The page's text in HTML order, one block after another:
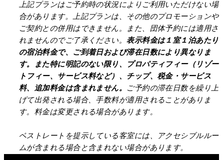
上記プランはご予約時の状況によりご利用いただけない場
合があります。上記プランは、その他のプロモーションや
ご契約との併用はできません。また、団体予約には適用さ
れませんのでご了承ください。表示料金は１室１泊あたり
の宿泊料金で、ご到着日および滞在日数により異なりま
す。また特に明記のない限り、プロパティフィー（リゾー
トフィー、サービス料など）、チップ、税金・サービス
料、追加料金は含まれません。 ご予約の滞在日数を繰り上
げて出発される場合、手数料が適用されることがありま
す。料金は変更される場合があります。
ベストレートを提示している客室には、アクセシブルルー
ムが含まれる場合と含まれない場合があります。